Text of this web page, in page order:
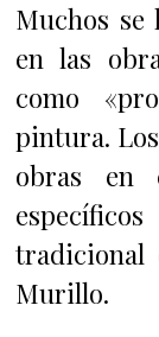
Muchos se
en las
como
pintura.
obras en
tradicional
Murillo.